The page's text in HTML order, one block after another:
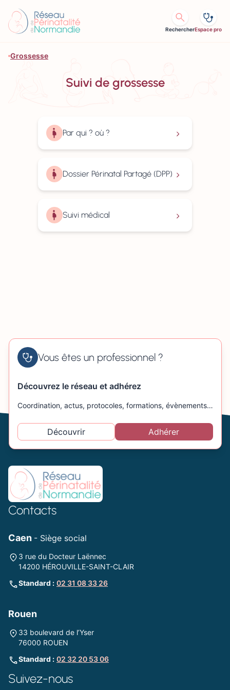
RechercherEspace pro
Grossesse
Suivi de grossesse
Par qui ? où ?
En savoir plus
Dossier Périnatal Partagé (DPP)
En savoir plus
Suivi médical
En savoir plus
Vous êtes un professionnel ?
Découvrez le réseau et adhérez
Coordination, actus, protocoles, formations, évènements…
Découvrir Adhérer
Contacts
Caen - Siège social
3 rue du Docteur Laënnec
14200 HÉROUVILLE-SAINT-CLAIR
Standard : 02 31 08 33 26
Rouen
33 boulevard de l’Yser
76000 ROUEN
Standard : 02 32 20 53 06
Suivez-nous